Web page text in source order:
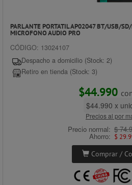
PARLANTE PORTATIL AP02047 BT/USB/
MICROFONO AUDIO PRO
CÓDIGO: 13024107
Despacho a domicilio (Stock: 2)
Retiro en tienda (Stock: 3)
$44.990
$44.990 x
Precios al por
Precio normal: $
Ahorro: $
Comprar /